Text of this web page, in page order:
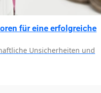
für eine erfolgreiche
Unsicherheiten und